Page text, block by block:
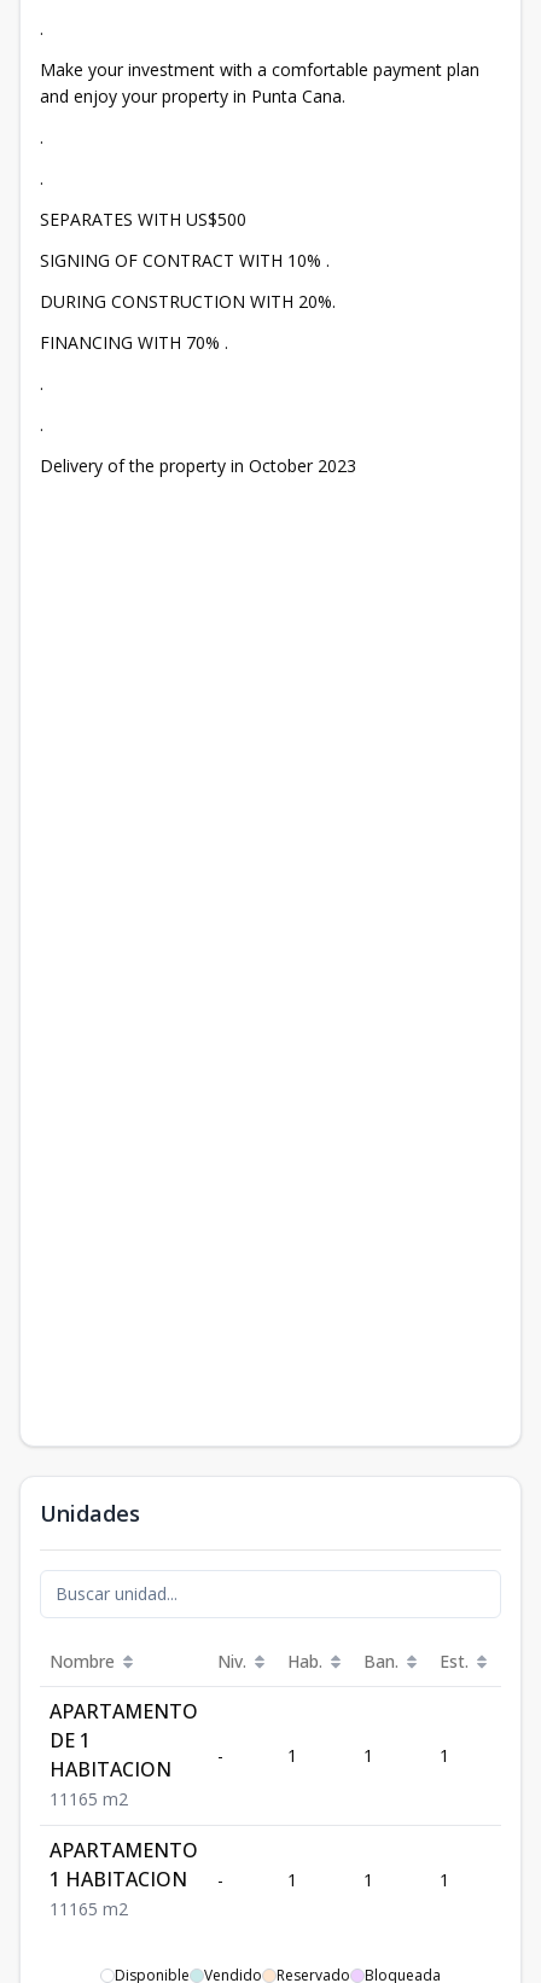
.
Make your investment with a comfortable payment plan
and enjoy your property in Punta Cana.
.
.
SEPARATES WITH US$500
SIGNING OF CONTRACT WITH 10% .
DURING CONSTRUCTION WITH 20%.
FINANCING WITH 70% .
.
.
Delivery of the property in October 2023
Unidades
Nombre Niv. Hab. Ban. Est.
APARTAMENTO
DE 1
HABITACION
1 1 1 65 m2
- 1 1 1
APARTAMENTO
1 HABITACION
1 1 1 65 m2
- 1 1 1
Disponible Vendido Reservado Bloqueada